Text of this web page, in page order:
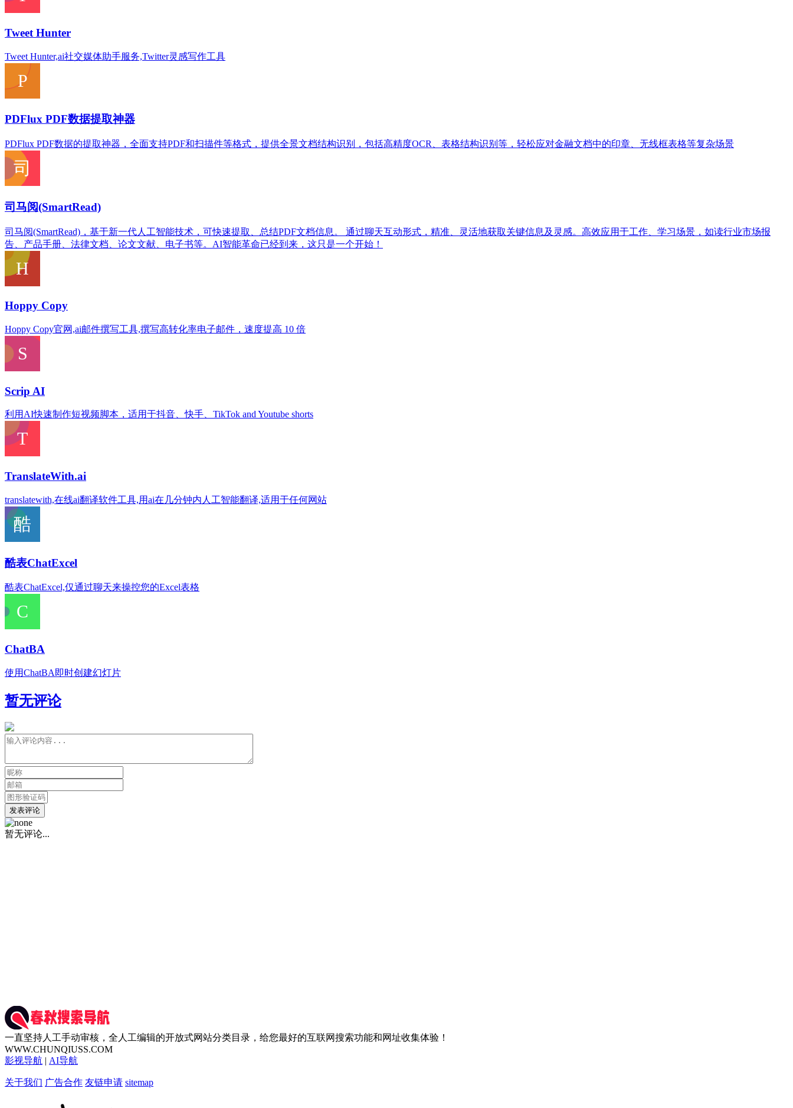
Tweet Hunter
Tweet Hunter,ai社交媒体助手服务,Twitter灵感写作工具
PDFlux PDF数据提取神器
PDFlux PDF数据的提取神器，全面支持PDF和扫描件等格式，提供全景文档结构识别，包括高精度OCR、表格结构识别等，轻松应对金融文档中的印章、无线框表格等复杂场景
司马阅(SmartRead)
司马阅(SmartRead)，基于新一代人工智能技术，可快速提取、总结PDF文档信息。 通过聊天互动形式，精准、灵活地获取关键信息及灵感。高效应用于工作、学习场景，如读行业市场报
告、产品手册、法律文档、论文文献、电子书等。AI智能革命已经到来，这只是一个开始！
Hoppy Copy
Hoppy Copy官网,ai邮件撰写工具,撰写高转化率电子邮件，速度提高 10 倍
Scrip AI
利用AI快速制作短视频脚本，适用于抖音、快手、TikTok and Youtube shorts
TranslateWith.ai
translatewith,在线ai翻译软件工具,用ai在几分钟内人工智能翻译,适用于任何网站
酷表ChatExcel
酷表ChatExcel,仅通过聊天来操控您的Excel表格
ChatBA
使用ChatBA即时创建幻灯片
暂无评论
发表评论
暂无评论...
一直坚持人工手动审核，全人工编辑的开放式网站分类目录，给您最好的互联网搜索功能和网址收集体验！
WWW.CHUNQIUSS.COM
影视导航 | AI导航
关于我们 广告合作 友链申请 sitemap